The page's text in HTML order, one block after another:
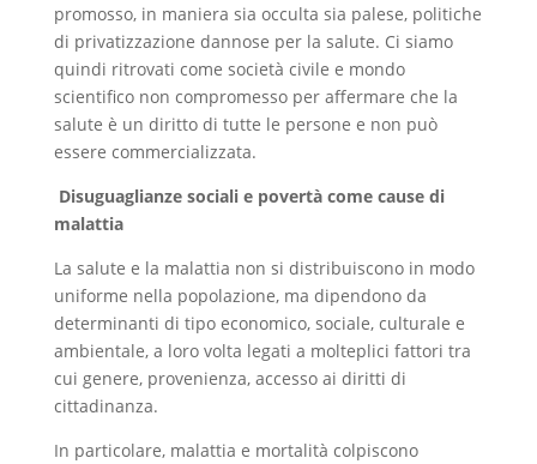
promosso, in maniera sia occulta sia palese, politiche
di privatizzazione dannose per la salute. Ci siamo
quindi ritrovati come società civile e mondo
scientifico non compromesso per affermare che la
salute è un diritto di tutte le persone e non può
essere commercializzata.
Disuguaglianze sociali e povertà come cause di
malattia
La salute e la malattia non si distribuiscono in modo
uniforme nella popolazione, ma dipendono da
determinanti di tipo economico, sociale, culturale e
ambientale, a loro volta legati a molteplici fattori tra
cui genere, provenienza, accesso ai diritti di
cittadinanza.
In particolare, malattia e mortalità colpiscono